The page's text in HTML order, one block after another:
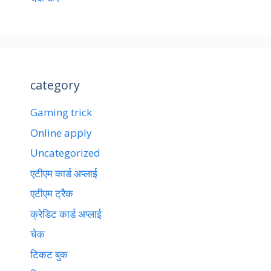
category
Gaming trick
Online apply
Uncategorized
एटीएम कार्ड अप्लाई
एटीएम ट्रैक
क्रेडिट कार्ड अप्लाई
चेक
टिकट बुक